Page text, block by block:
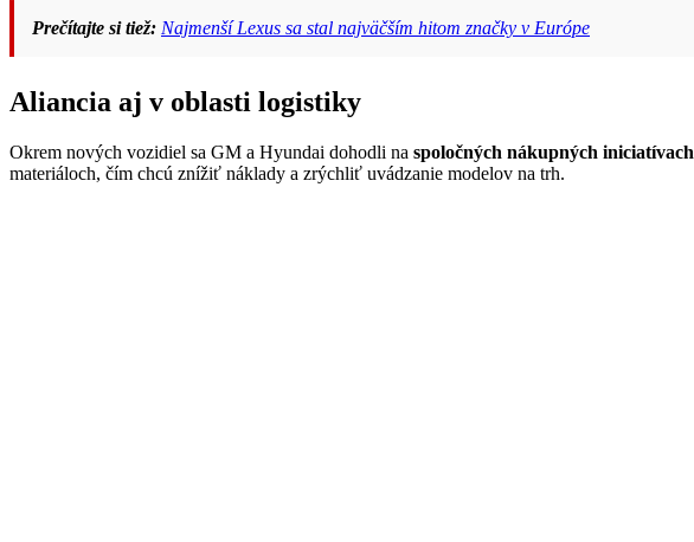
Prečítajte si tiež: Najmenší Lexus sa stal najväčším hitom značky v Európe
Aliancia aj v oblasti logistiky
Okrem nových vozidiel sa GM a Hyundai dohodli na spoločných nákupných iniciatívach
materiáloch, čím chcú znížiť náklady a zrýchliť uvádzanie modelov na trh.